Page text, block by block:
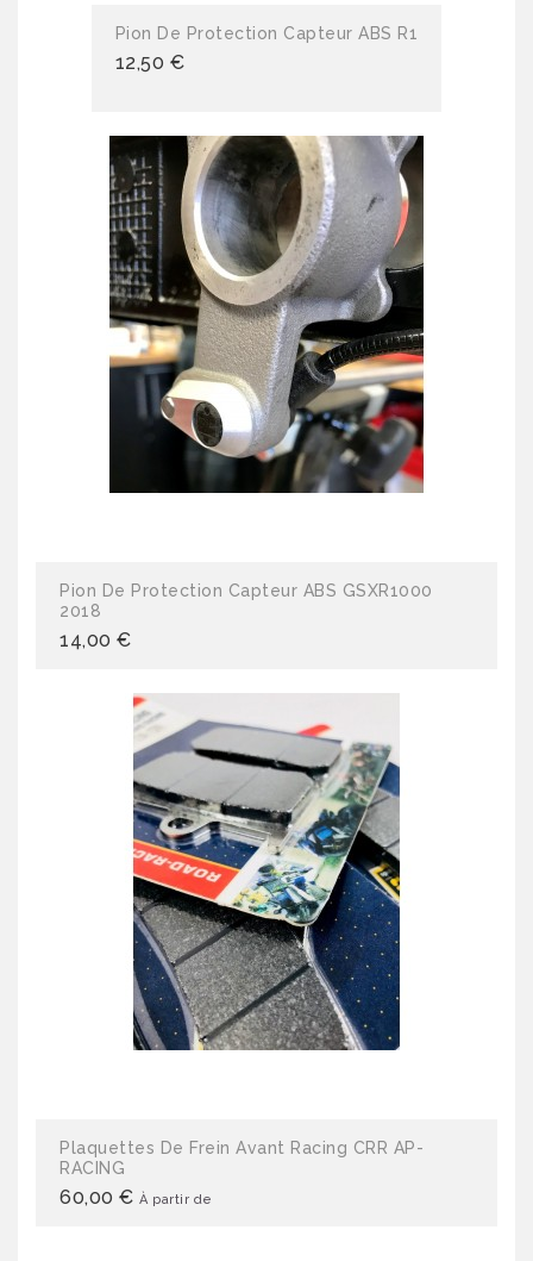
Pion De Protection Capteur ABS R1
12,50 €
Pion De Protection Capteur ABS GSXR1000
2018
14,00 €
Plaquettes De Frein Avant Racing CRR AP-
RACING
60,00 € À partir de